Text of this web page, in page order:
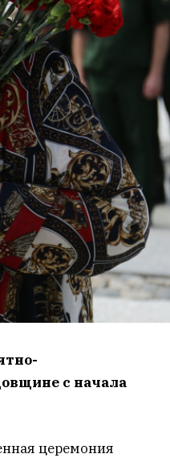
с начала
церемония